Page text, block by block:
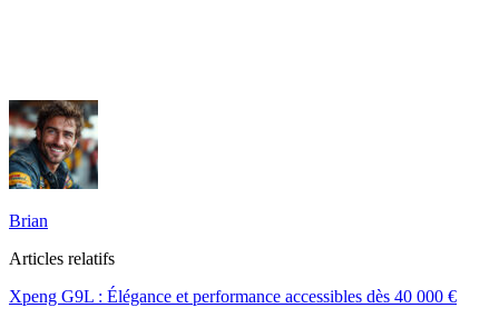
Brian
Articles relatifs
Xpeng G9L : Élégance et performance accessibles dès 40 000 €